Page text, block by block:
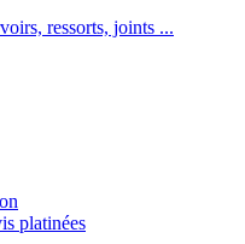
ressorts, joints ...
platinées